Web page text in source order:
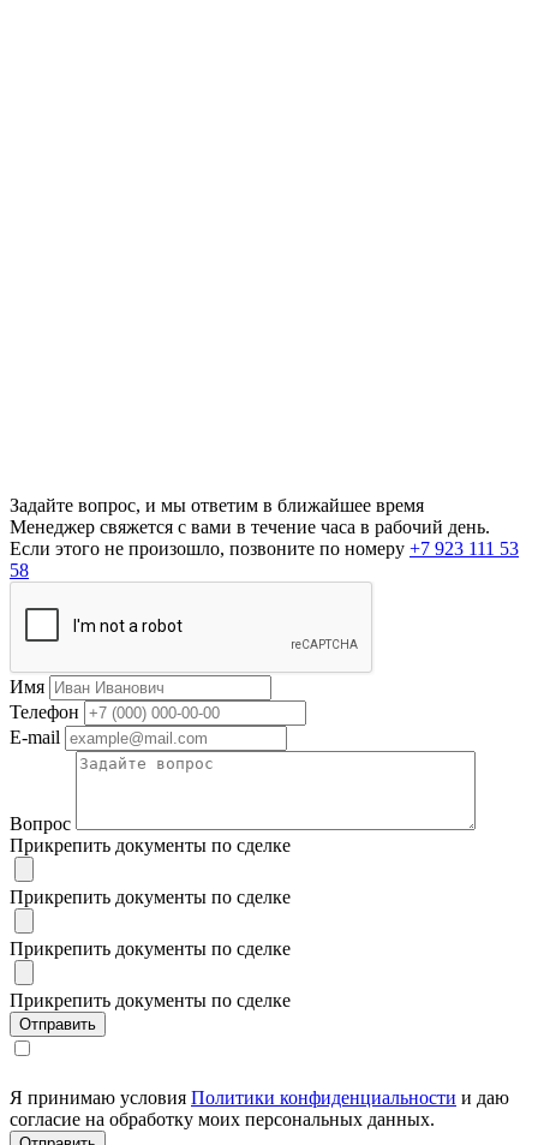
Задайте вопрос, и мы ответим в ближайшее время
Менеджер свяжется с вами в течение часа в рабочий день.
Если этого не произошло, позвоните по номеру +7 923 111 53
58
Имя
Телефон
E-mail
Вопрос
Прикрепить документы по сделке
Прикрепить документы по сделке
Прикрепить документы по сделке
Прикрепить документы по сделке
Я принимаю условия Политики конфиденциальности и даю
согласие на обработку моих персональных данных.